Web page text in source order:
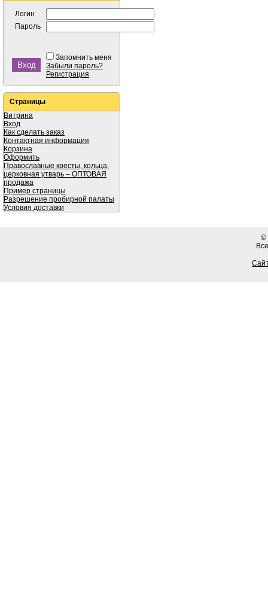
Логин
Пароль
Запомнить меня
Забыли пароль?
Регистрация
Страницы
Витрина
Вход
Как сделать заказ
Контактная информация
Корзина
Оформить
Православные кресты, кольца,
церковная утварь – ОПТОВАЯ
продажа
Пример страницы
Разрешение пробирной палаты
Условия доставки
©